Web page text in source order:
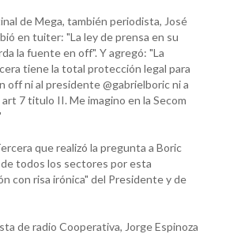
de Mega, también periodista, José
en tuiter: "La ley de prensa en su
la fuente en off". Y agregó: "La
tiene la total protección legal para
off ni al presidente @gabrielboric ni a
7 titulo II. Me imagino en la Secom
que realizó la pregunta a Boric
todos los sectores por esta
con risa irónica" del Presidente y de
de radio Cooperativa, Jorge Espinoza